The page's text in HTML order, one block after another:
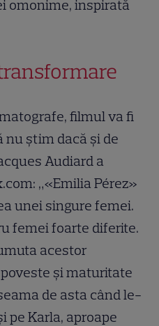
omonime, inspirată
filmul va fi
știm dacă și de
Audiard a
„«Emilia Pérez»
unei singure femei.
femei foarte diferite.
acestor
și maturitate
de asta când le-
pe Karla, aproape